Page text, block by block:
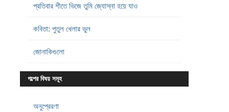
প্রতিবার শীতে ভিজে তুমি জ্যোস্না হয়ে যাও
কবিতা: পুতুল খেলার ভুল
জোনাকিগুলো
গল্পের বিষয় সমূহ
অনুপ্রেরণা